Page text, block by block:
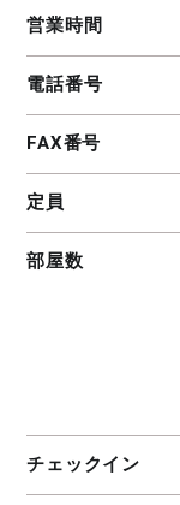
営業時間
電話番号
FAX番号
定員
部屋数
チェックイン